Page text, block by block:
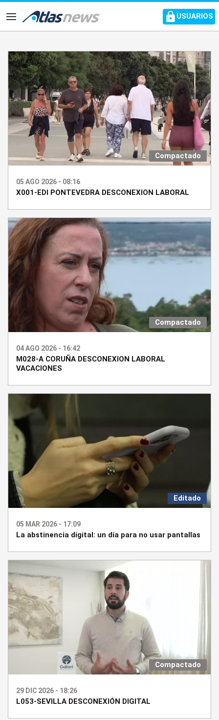
common.go-to-content
Navegación
USUARIOS
Compactado
05 AGO 2026 - 08:16
X001-EDI PONTEVEDRA DESCONEXION LABORAL
Compactado
04 AGO 2026 - 16:42
M028-A CORUÑA DESCONEXION LABORAL
VACACIONES
Editado
05 MAR 2026 - 17:09
La abstinencia digital: un día para no usar pantallas
Compactado
29 DIC 2026 - 18:26
L053-SEVILLA DESCONEXIÓN DIGITAL